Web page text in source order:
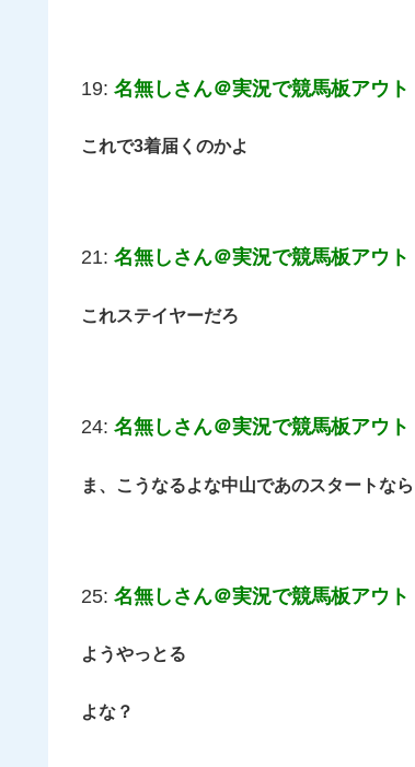
19: 名無しさん＠実況で競馬板アウト
これで3着届くのかよ
21: 名無しさん＠実況で競馬板アウト
これステイヤーだろ
24: 名無しさん＠実況で競馬板アウト
ま、こうなるよな中山であのスタートなら
25: 名無しさん＠実況で競馬板アウト
ようやっとる
よな？